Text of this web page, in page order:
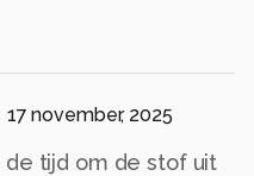
17 november, 2025
tijd om de stof uit